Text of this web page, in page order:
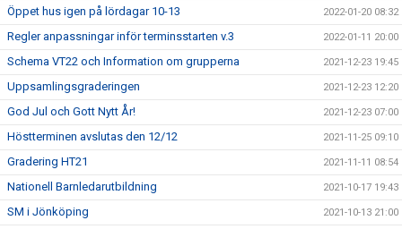
Öppet hus igen på lördagar 10-13 2022-01-20 08:32
Regler anpassningar inför terminsstarten v.3 2022-01-11 20:00
Schema VT22 och Information om grupperna 2021-12-23 19:45
Uppsamlingsgraderingen 2021-12-23 12:20
God Jul och Gott Nytt År! 2021-12-23 07:00
Höstterminen avslutas den 12/12 2021-11-25 09:10
Gradering HT21 2021-11-11 08:54
Nationell Barnledarutbildning 2021-10-17 19:43
SM i Jönköping 2021-10-13 21:00